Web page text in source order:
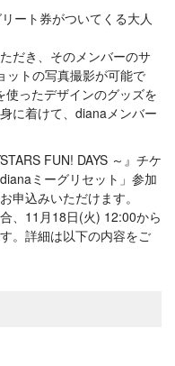
ート券がついてくる大人
だき、そのメンバーのサ
ットの写真撮影が可能で
ったデザインのグッズを
に着けて、dianaメンバー
FUN! DAYS ～』チケ
ミーグリセット」参加
申込みいただけます。
、11月18日(火) 12:00から
。詳細は以下の内容をご